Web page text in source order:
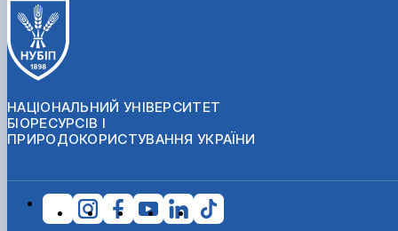
НАЦІОНАЛЬНИЙ УНІВЕРСИТЕТ
БІОРЕСУРСІВ І
ПРИРОДОКОРИСТУВАННЯ УКРАЇНИ